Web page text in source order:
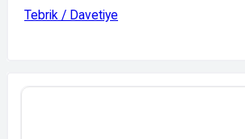
Tebrik / Davetiye